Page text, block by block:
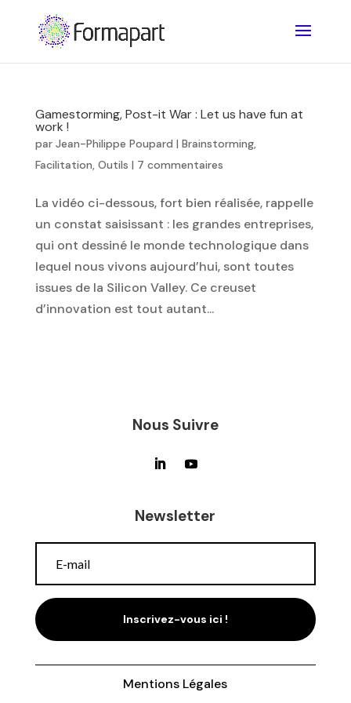
Gamestorming, Post-it War : Let us have fun at
work !
par Jean-Philippe Poupard | Brainstorming,
Facilitation, Outils | 7 commentaires
La vidéo ci-dessous, fort bien réalisée, rappelle
un constat saisissant : les grandes entreprises,
qui ont dessiné le monde technologique dans
lequel nous vivons aujourd’hui, sont toutes
issues de la Silicon Valley. Ce creuset
d’innovation est tout autant...
Nous Suivre
Newsletter
Inscrivez-vous ici !
Mentions Légales